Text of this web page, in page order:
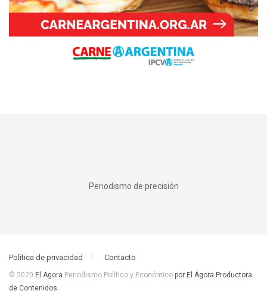
Periodismo de precisión
Política de privacidad Contacto
© 2020 El Agora Periodismo Político y Económico por El Ágora Productora
de Contenidos.